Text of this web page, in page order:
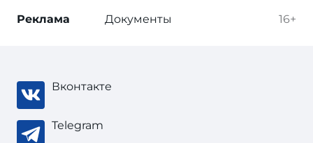
16+
Реклама Документы
Вконтакте
Telegram